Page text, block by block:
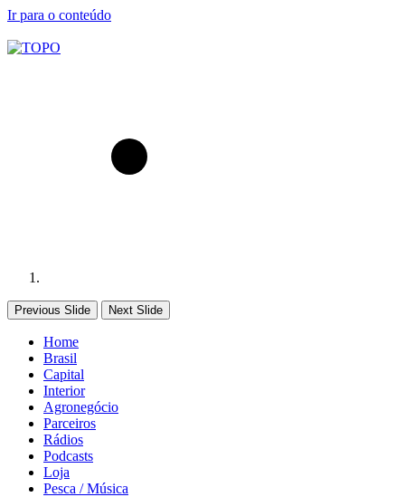
Ir para o conteúdo
Previous Slide Next Slide
Home
Brasil
Capital
Interior
Agronegócio
Parceiros
Rádios
Podcasts
Loja
Pesca / Música